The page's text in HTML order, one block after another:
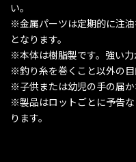
い。
※金属パーツは定期的に注
となります。
※本体は樹脂製です。強い力
※釣り糸を巻くこと以外の目
※子供または幼児の手の届か
※製品はロットごとに予告
ります。